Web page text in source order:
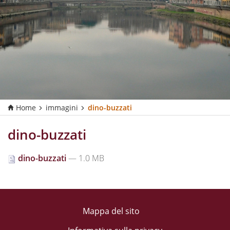
Home immagini dino-buzzati
dino-buzzati
dino-buzzati— 1.0 MB
Mappa del sito